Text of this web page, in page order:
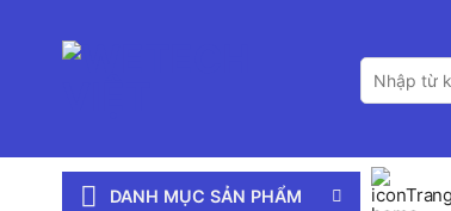
Tìm
kiếm:
DANH MỤC SẢN PHẨM